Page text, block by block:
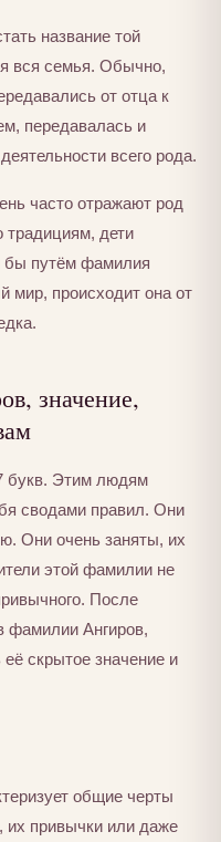
название той
вся семья. Обычно,
от отца к
передавалась и
всего рода.
часто отражают род
традициям, дети
бы путём фамилия
мир, происходит она от
значение,
букв. Этим людям
сводами правил. Они
Они очень заняты, их
этой фамилии не
После
фамилии Ангиров,
скрытое значение и
общие черты
их привычки или даже